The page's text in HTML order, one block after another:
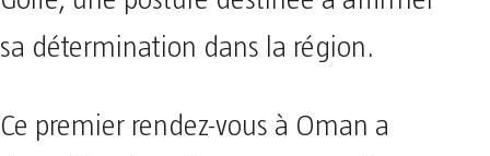
sa détermination dans la région.
Ce premier rendez-vous à Oman a